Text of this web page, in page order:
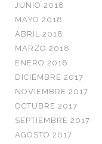
JUNIO 2018
MAYO 2018
ABRIL 2018
MARZO 2018
ENERO 2018
DICIEMBRE 2017
NOVIEMBRE 2017
OCTUBRE 2017
SEPTIEMBRE 2017
AGOSTO 2017